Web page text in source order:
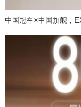
中国冠军×中国旗舰，